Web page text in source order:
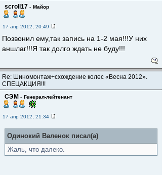
scroll17 - Майор
17 апр 2012, 20:49
Позвонил ему,так запись на 1-2 мая!!!У них
аншлаг!!!Я так долго ждать не буду!!!
Re: Шиномонтаж+схождение колес «Весна 2012».
СПЕЦАКЦИЯ!!!
CЭM - Генерал-лейтенант
17 апр 2012, 21:34
Одинокий Валенок писал(а)
Жаль, что далеко.